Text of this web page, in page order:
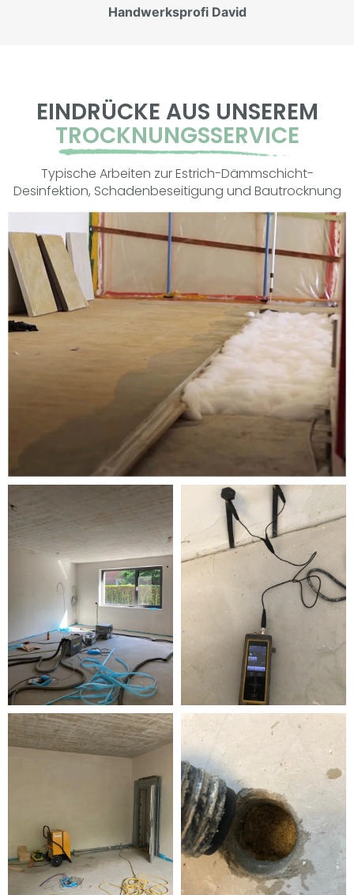
Handwerksprofi David
EINDRÜCKE AUS UNSEREM
TROCKNUNGSSERVICE
Typische Arbeiten zur Estrich-Dämmschicht-
Desinfektion, Schadenbeseitigung und Bautrocknung